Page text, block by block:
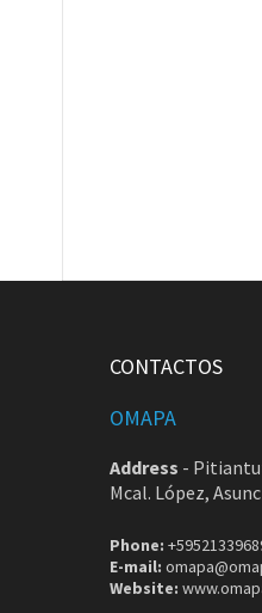
CONTACTOS
OMAPA
Address -
Mcal. López,
Phone:
E-mail:
Website: